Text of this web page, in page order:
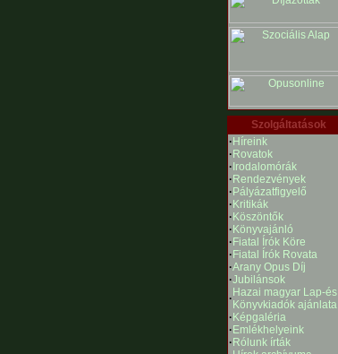
Szolgáltatások
· Híreink
· Rovatok
· Irodalomórák
· Rendezvények
· Pályázatfigyelő
· Kritikák
· Köszöntők
· Könyvajánló
· Fiatal Írók Köre
· Fiatal Írók Rovata
·Arany Opus Díj
·Jubilánsok
· Hazai magyar Lap-és
Könyvkiadók ajánlata
· Képgaléria
· Emlékhelyeink
· Rólunk írták